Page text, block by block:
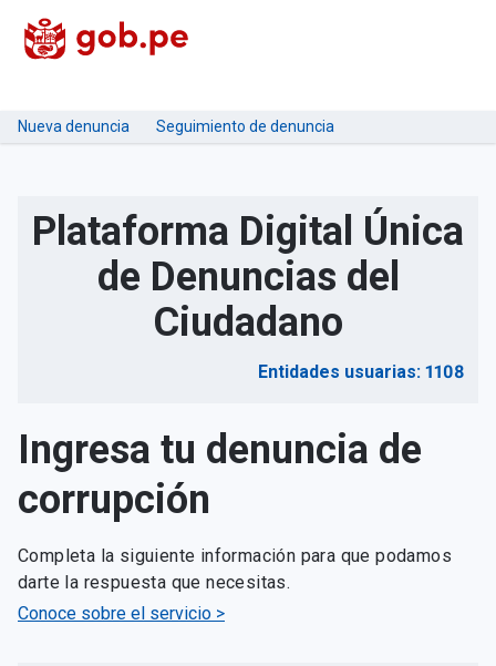
Nueva denuncia Seguimiento de denuncia
Plataforma Digital Única
de Denuncias del
Ciudadano
Entidades usuarias: 1108
Ingresa tu denuncia de
corrupción
Completa la siguiente información para que podamos
darte la respuesta que necesitas.
Conoce sobre el servicio >